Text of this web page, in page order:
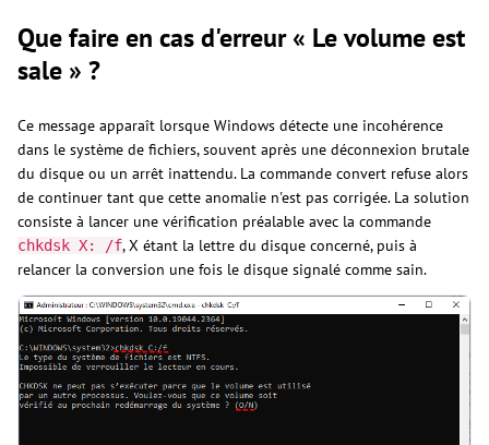
Que faire en cas d'erreur « Le volume est
sale » ?
Ce message apparaît lorsque Windows détecte une incohérence
dans le système de fichiers, souvent après une déconnexion brutale
du disque ou un arrêt inattendu. La commande convert refuse alors
de continuer tant que cette anomalie n'est pas corrigée. La solution
consiste à lancer une vérification préalable avec la commande
chkdsk X: /f, X étant la lettre du disque concerné, puis à
relancer la conversion une fois le disque signalé comme sain.